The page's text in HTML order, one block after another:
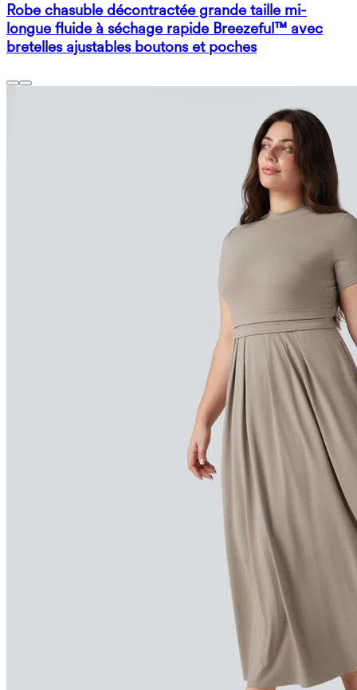
Robe chasuble décontractée grande taille mi-
longue fluide à séchage rapide Breezeful™ avec
bretelles ajustables boutons et poches